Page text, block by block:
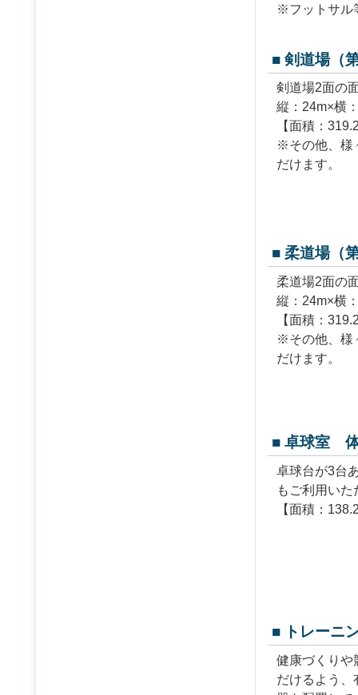
※フットサル
■ 剣道場（
剣道場2面の
縦：24m×横
【面積：
※その他、様
だけます。
■ 柔道場（
柔道場2面の
縦：24m×横
【面積：
※その他、様
だけます。
■ 卓球室
卓球台が3台
もご利用い
【面積：
■ トレーニ
健康づくりや
だけるよう、